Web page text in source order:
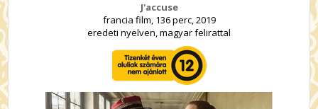
J'accuse
francia film, 136 perc, 2019
eredeti nyelven, magyar felirattal